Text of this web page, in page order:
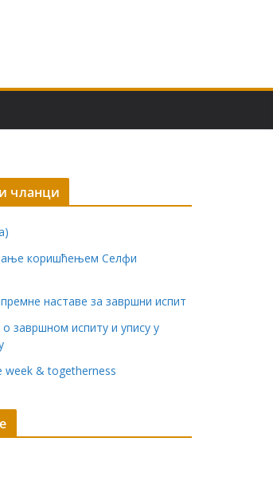
чланци
коришћењем Селфи
наставе за завршни испит
завршном испиту и упису у
week & togetherness